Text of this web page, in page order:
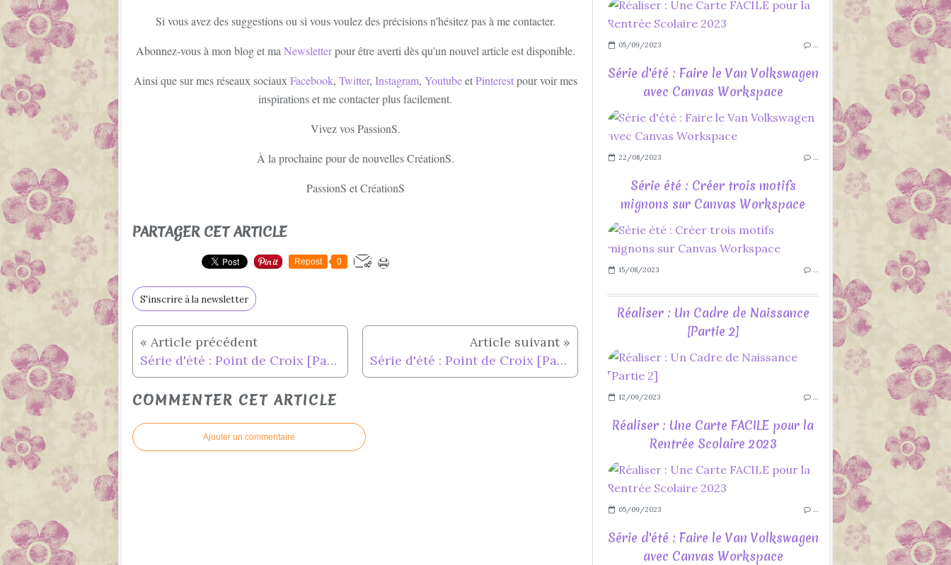
Si vous avez des suggestions ou si vous voulez des précisions n'hésitez pas à me contacter.
Abonnez-vous à mon blog et maNewsletterpour être averti dès qu'un nouvel article est disponible.
Ainsi que sur mes réseaux sociauxFacebook, Twitter, Instagram, YoutubeetPinterestpour voir mes
inspirations et me contacter plus facilement.
Vivez vos PassionS.
À la prochaine pour de nouvelles CréationS.
PassionS et CréationS
PARTAGER CET ARTICLE
Repost 0
S'inscrire à la newsletter
Série d'été : Point de Croix [Partie 13] Série d'été : Point de Croix [Partie 14]
COMMENTER CET ARTICLE
Ajouter un commentaire
05/09/2023 …
Série d'été : Faire le Van Volkswagen
avec Canvas Workspace
22/08/2023 …
Série été : Créer trois motifs
mignons sur Canvas Workspace
15/08/2023 …
Réaliser : Un Cadre de Naissance
[Partie 2]
12/09/2023 …
Réaliser : Une Carte FACILE pour la
Rentrée Scolaire 2023
05/09/2023 …
Série d'été : Faire le Van Volkswagen
avec Canvas Workspace